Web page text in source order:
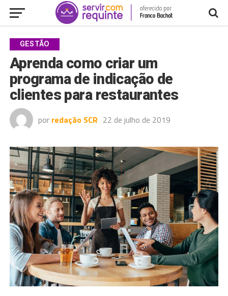
GESTÃO
Aprenda como criar um
programa de indicação de
clientes para restaurantes
por redação SCR 22 de julho de 2019